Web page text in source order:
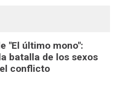
"El último mono":
batalla de los sexos
conflicto